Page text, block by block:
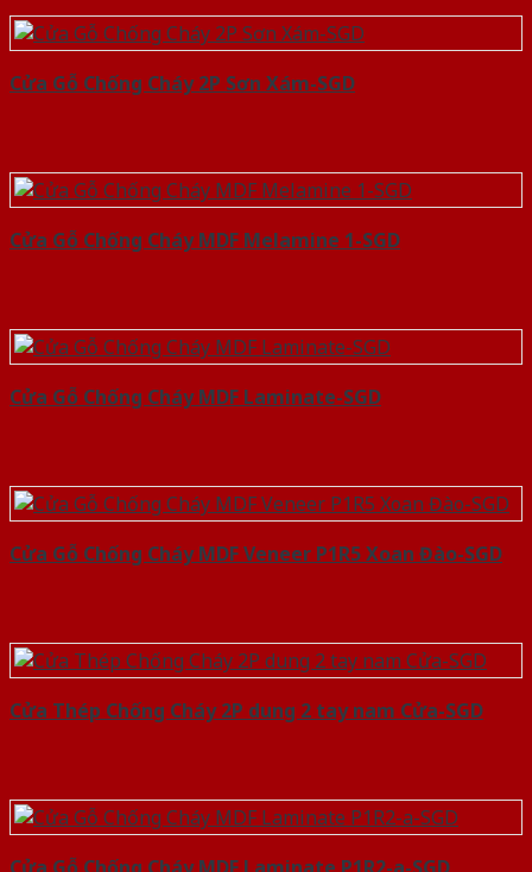
Cửa Gỗ Chống Cháy 2P Sơn Xám-SGD
Cửa Gỗ Chống Cháy MDF Melamine 1-SGD
Cửa Gỗ Chống Cháy MDF Laminate-SGD
Cửa Gỗ Chống Cháy MDF Veneer P1R5 Xoan Đào-SGD
Cửa Thép Chống Cháy 2P dung 2 tay nam Cửa-SGD